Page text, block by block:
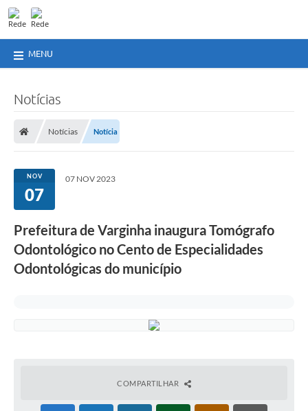
MENU
Notícias
Notícias Notícia
NOV
07
07 NOV 2023
Prefeitura de Varginha inaugura Tomógrafo
Odontológico no Cento de Especialidades
Odontológicas do município
COMPARTILHAR